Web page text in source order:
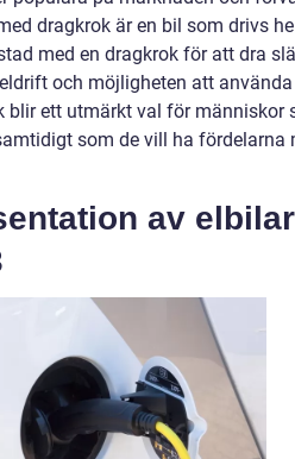
dragkrok är en bil som drivs
med en dragkrok för att dra
och möjligheten att
blir ett utmärkt val för människor
som de vill ha fördelarna
av elbilar